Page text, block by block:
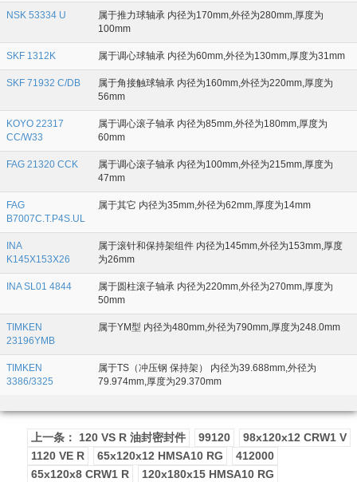
NSK 53334 U
属于推力球轴承 内径为170mm,外径为280mm,厚度为
100mm
SKF 1312K 属于调心球轴承 内径为60mm,外径为130mm,厚度为31mm
SKF 71932 C/DB
属于角接触球轴承 内径为160mm,外径为220mm,厚度为
56mm
KOYO 22317
CC/W33
属于调心滚子轴承 内径为85mm,外径为180mm,厚度为
60mm
FAG 21320 CCK
属于调心滚子轴承 内径为100mm,外径为215mm,厚度为
47mm
FAG
B7007C.T.P4S.UL
属于其它 内径为35mm,外径为62mm,厚度为14mm
INA
K145X153X26
属于滚针和保持架组件 内径为145mm,外径为153mm,厚度
为26mm
INA SL01 4844
属于圆柱滚子轴承 内径为220mm,外径为270mm,厚度为
50mm
TIMKEN
23196YMB
属于YM型 内径为480mm,外径为790mm,厚度为248.0mm
TIMKEN
3386/3325
属于TS（冲压钢 保持架） 内径为39.688mm,外径为
79.974mm,厚度为29.370mm
上一条： 120 VS R 油封密封件 99120
98x120x12 CRW1 V
1120 VE R
65x120x12 HMSA10 RG
412000
65x120x8 CRW1 R
120x180x15 HMSA10 RG